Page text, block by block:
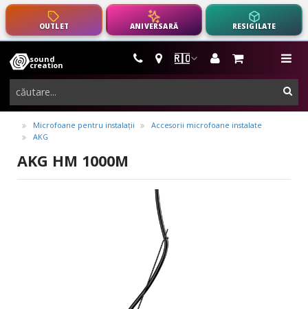
OUTLET ANIVERSARĂ RESIGILATE
🇷🇴
sound
creation
instrumente
muzicale,
echipamente
pro-
audio
Microfoane pentru instalații
Accesorii microfoane instalate
AKG
AKG HM 1000M